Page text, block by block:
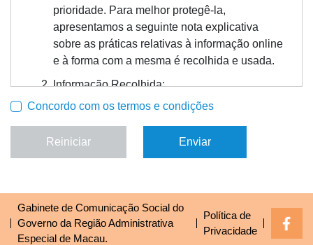
prioridade. Para melhor protegê-la,
apresentamos a seguinte nota explicativa
sobre as práticas relativas à informação online
e à forma com a mesma é recolhida e usada.
Informação Recolhida:
Quando visitar a nossa página electrónica,
automaticamente algumas informações
páginas que visitou e como chegou ao nosso
site. Esta informação é usada de forma a
proporcionar mais qualidade ao utilizador e
Concordo com os termos e condições
Reiniciar Enviar
Gabinete de Comunicação Social do
Governo da Região Administrativa
Especial de Macau.
Política de
Privacidade